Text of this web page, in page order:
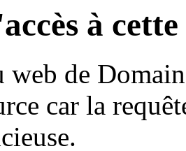
à
web de
car la